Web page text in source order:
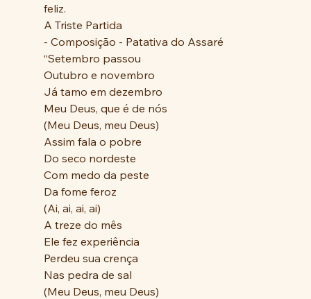
feliz.
A Triste Partida
- Composição - Patativa do Assaré
“Setembro passou
Outubro e novembro
Já tamo em dezembro
Meu Deus, que é de nós
(Meu Deus, meu Deus)
Assim fala o pobre
Do seco nordeste
Com medo da peste
Da fome feroz
(Ai, ai, ai, ai)
A treze do mês
Ele fez experiência
Perdeu sua crença
Nas pedra de sal
(Meu Deus, meu Deus)